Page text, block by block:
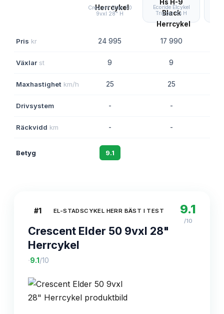
Crescent Elder 50
9vxl 28" H
Ecoride Elcykel
Tripper Hs H
Pris kr 24 995 17 990
Växlar st 9 9
Maxhastighet km/h 25 25
Drivsystem - -
Räckvidd km - -
Betyg 9.1
#1 EL-STADSCYKEL HERR BÄST I TEST
Crescent Elder 50 9vxl 28"
Herrcykel
·9.1 /10
9.1
/10